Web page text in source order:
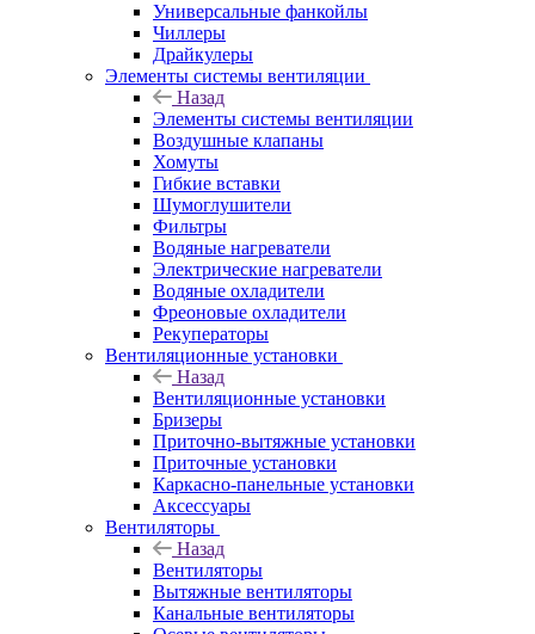
Универсальные фанкойлы
Чиллеры
Драйкулеры
Элементы системы вентиляции
Назад
Элементы системы вентиляции
Воздушные клапаны
Хомуты
Гибкие вставки
Шумоглушители
Фильтры
Водяные нагреватели
Электрические нагреватели
Водяные охладители
Фреоновые охладители
Рекуператоры
Вентиляционные установки
Назад
Вентиляционные установки
Бризеры
Приточно-вытяжные установки
Приточные установки
Каркасно-панельные установки
Аксессуары
Вентиляторы
Назад
Вентиляторы
Вытяжные вентиляторы
Канальные вентиляторы